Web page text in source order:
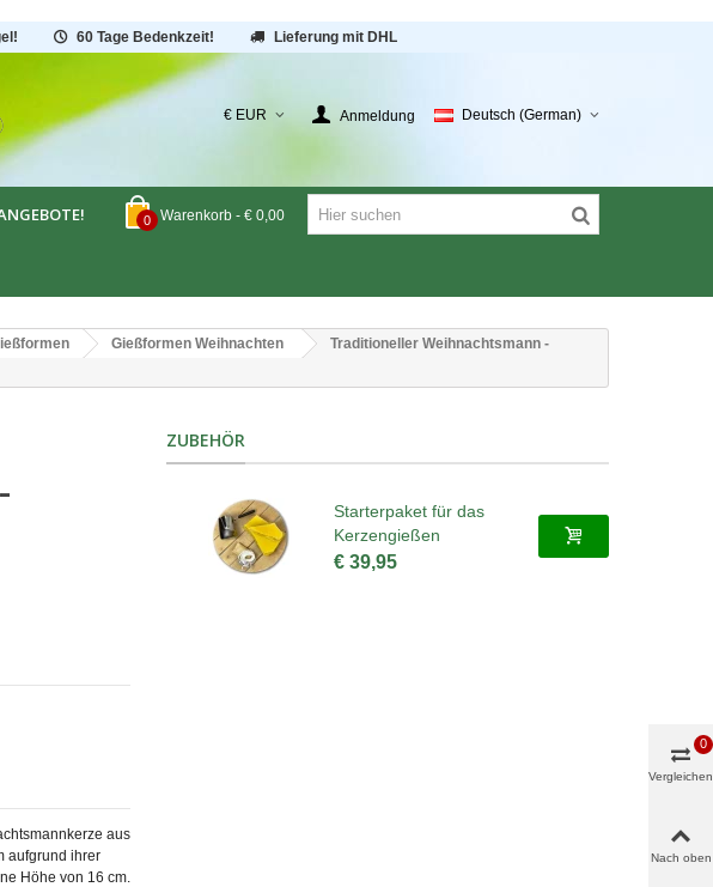
60 Tage Bedenkzeit! Lieferung mit DHL
€ EUR Anmeldung Deutsch (German)
0 Warenkorb - € 0,00
Gießformen Weihnachten
Traditioneller Weihnachtsmann -
aus
aufgrund ihrer
Höhe von 16 cm.
ZUBEHÖR
Starterpaket für das
Kerzengießen
€ 39,95
Vergleichen
0
Nach oben